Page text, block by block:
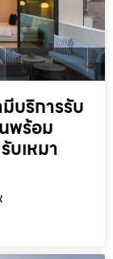
บริการรับ
พร้อม
บเหมา